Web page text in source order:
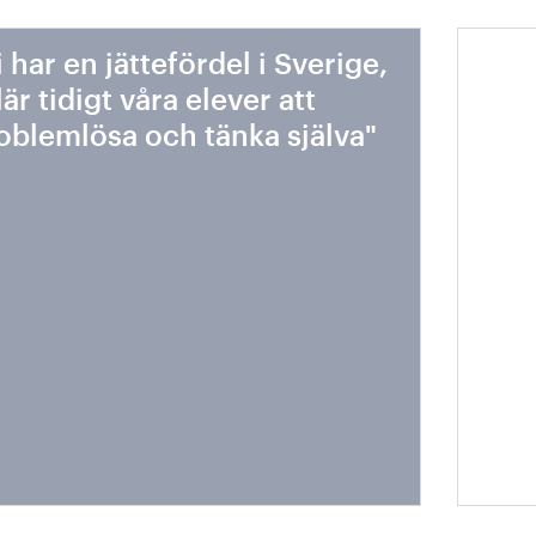
har en jättefördel i Sverige,
tidigt våra elever att
och tänka själva"